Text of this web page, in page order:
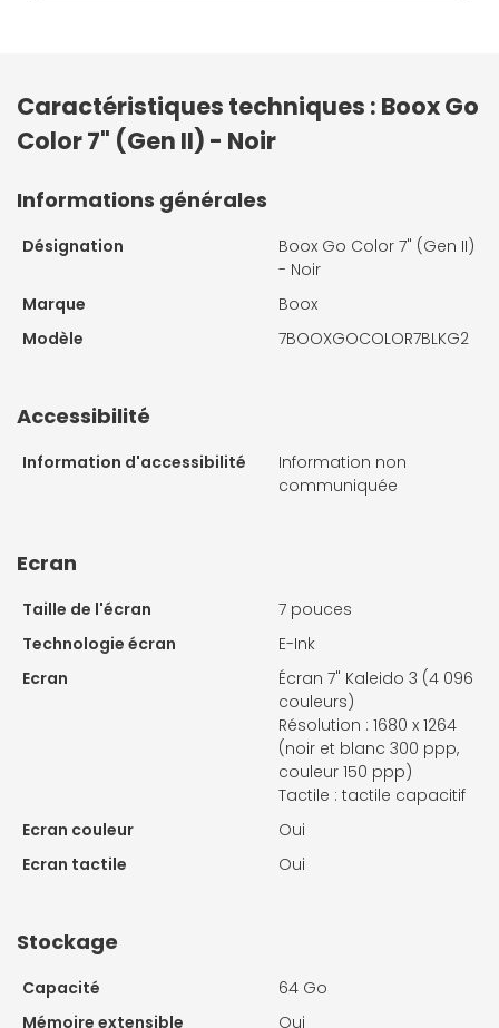
Caractéristiques techniques : Boox Go
Color 7" (Gen II) - Noir
Informations générales
Désignation
Boox Go Color 7" (Gen II)
- Noir
Marque
Boox
Modèle
7BOOXGOCOLOR7BLKG2
Accessibilité
Information d'accessibilité
Information non
communiquée
Ecran
Taille de l'écran
7 pouces
Technologie écran
E-Ink
Ecran
Écran 7" Kaleido 3 (4 096
couleurs)
Résolution : 1680 x 1264
(noir et blanc 300 ppp,
couleur 150 ppp)
Tactile : tactile capacitif
Ecran couleur
Oui
Ecran tactile
Oui
Stockage
Capacité
64 Go
Mémoire extensible
Oui